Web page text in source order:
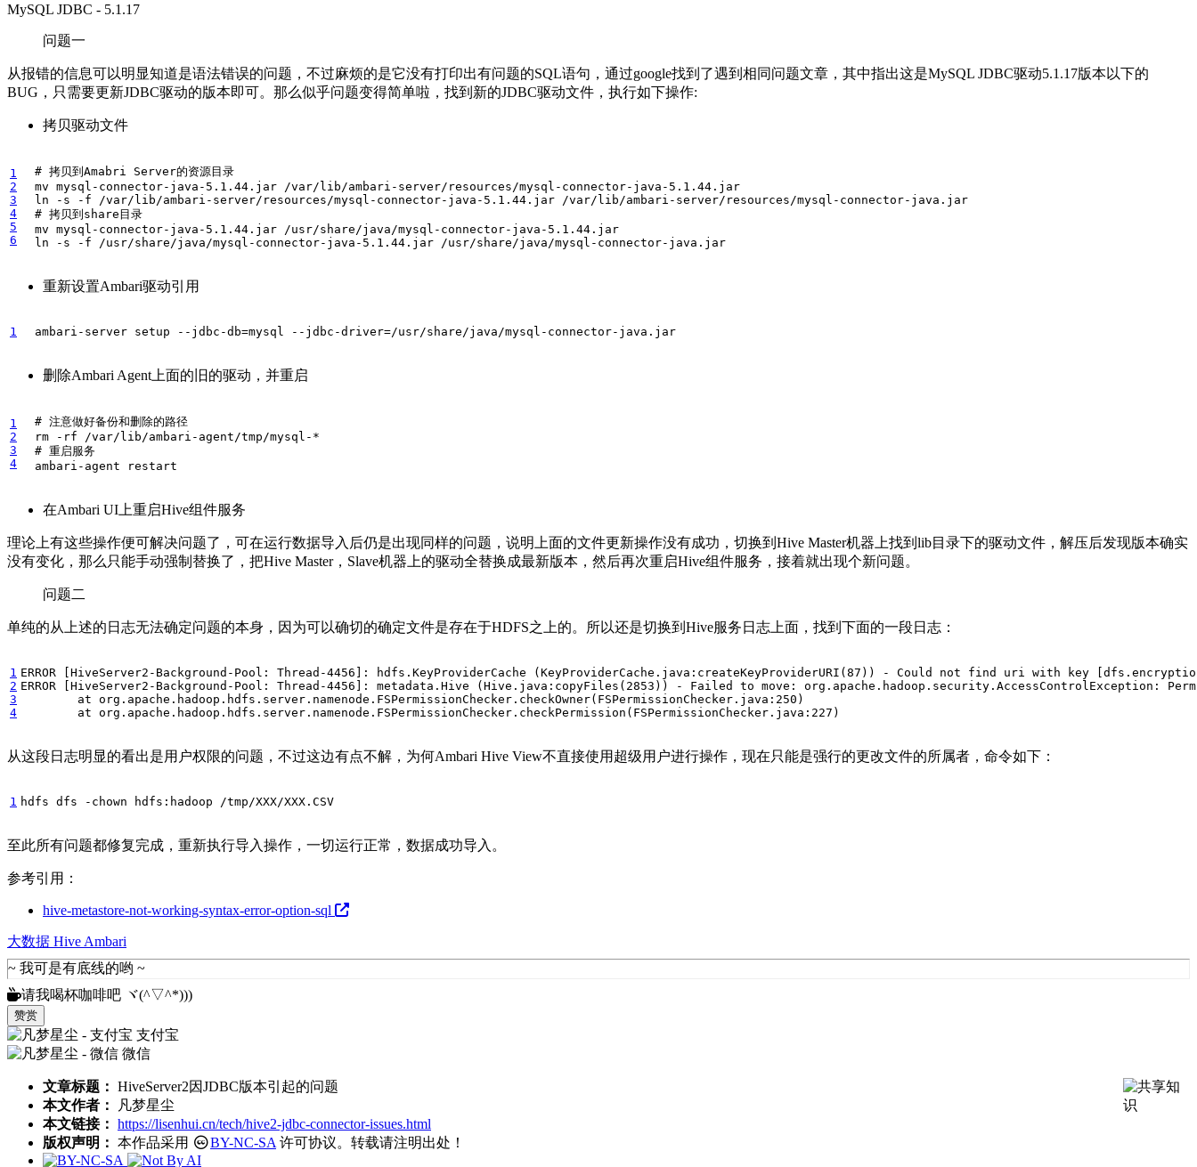
MySQL JDBC - 5.1.17
问题一
从报错的信息可以明显知道是语法错误的问题，不过麻烦的是它没有打印出有问题的SQL语句，通过google找到了遇到相同问题文章，其中指出这是MySQL JDBC驱动5.1.17版本以下的
BUG，只需要更新JDBC驱动的版本即可。那么似乎问题变得简单啦，找到新的JDBC驱动文件，执行如下操作:
拷贝驱动文件
1
2
3
4
5
6
# 拷贝到Amabri Server的资源目录
# 拷贝到share目录
  ln -s -f /usr/share/java/mysql-connector-java-5.1.44.jar /usr/share/java/mysql-connector-java.jar
重新设置Ambari驱动引用
1
  ambari-server setup --jdbc-db
=mysql --jdbc-driver=/usr/share/java/mysql-connector-java.jar
删除Ambari Agent上面的旧的驱动，并重启
1
2
3
4
# 注意做好备份和删除的路径
# 重启服务
  ambari-agent restart
在Ambari UI上重启Hive组件服务
理论上有这些操作便可解决问题了，可在运行数据导入后仍是出现同样的问题，说明上面的文件更新操作没有成功，切换到Hive Master机器上找到lib目录下的驱动文件，解压后发现版本确实
没有变化，那么只能手动强制替换了，把Hive Master，Slave机器上的驱动全替换成最新版本，然后再次重启Hive组件服务，接着就出现个新问题。
问题二
单纯的从上述的日志无法确定问题的本身，因为可以确切的确定文件是存在于HDFS之上的。所以还是切换到Hive服务日志上面，找到下面的一段日志：
1
2
3
4
	at org.apache.hadoop.hdfs.server.namenode.FSPermissionChecker.checkPermission(FSPermissionChecker.java:227)
从这段日志明显的看出是用户权限的问题，不过这边有点不解，为何Ambari Hive View不直接使用超级用户进行操作，现在只能是强行的更改文件的所属者，命令如下：
1 hdfs dfs -chown hdfs:hadoop /tmp/XXX/XXX.CSV
至此所有问题都修复完成，重新执行导入操作，一切运行正常，数据成功导入。
参考引用：
hive-metastore-not-working-syntax-error-option-sql
大数据 Hive Ambari
请我喝杯咖啡吧 ヾ(^▽^*)))
赞赏
支付宝
微信
文章标题： HiveServer2因JDBC版本引起的问题
本文作者：
凡梦星尘
本文链接： https://lisenhui.cn/tech/hive2-jdbc-connector-issues.html
版权声明： 本作品采用 BY-NC-SA 许可协议。转载请注明出处！